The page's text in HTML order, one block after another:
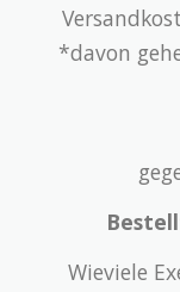
*davon
Wieviele